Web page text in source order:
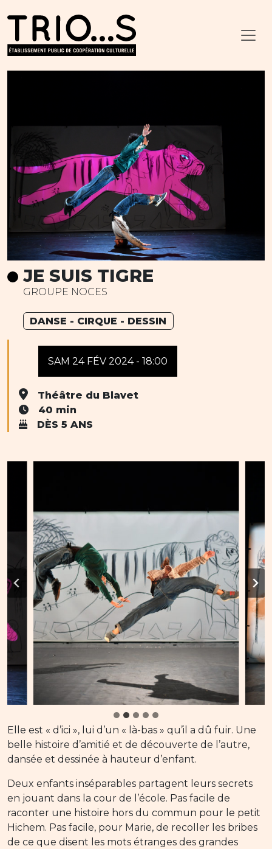
JE SUIS TIGRE
GROUPE NOCES
DANSE - CIRQUE - DESSIN
SAM 24 FÉV 2024 - 18:00
Théâtre du Blavet
40 min
DÈS 5 ANS
Elle est « d’ici », lui d’un « là-bas » qu’il a dû fuir. Une
belle histoire d’amitié et de découverte de l’autre,
dansée et dessinée à hauteur d’enfant.
Deux enfants inséparables partagent leurs secrets
en jouant dans la cour de l’école. Pas facile de
raconter une histoire hors du commun pour le petit
Hichem. Pas facile, pour Marie, de recoller les bribes
de ce que disent les mots étranges des grandes